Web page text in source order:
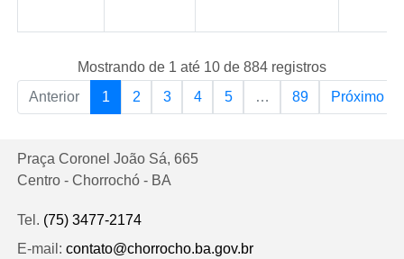
Mostrando de 1 até 10 de 884 registros
Anterior
1 2 3 4 5 … 89 Próximo
Praça Coronel João Sá, 665
Centro - Chorrochó - BA
Tel. (75) 3477-2174
E-mail: contato@chorrocho.ba.gov.br